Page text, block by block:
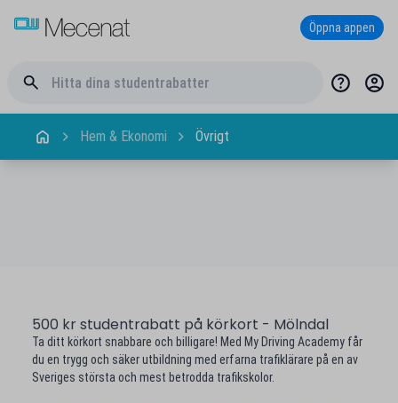
Öppna appen
Hem & Ekonomi Övrigt
500 kr studentrabatt på körkort - Mölndal
Ta ditt körkort snabbare och billigare! Med My Driving Academy får
du en trygg och säker utbildning med erfarna trafiklärare på en av
Sveriges största och mest betrodda trafikskolor.